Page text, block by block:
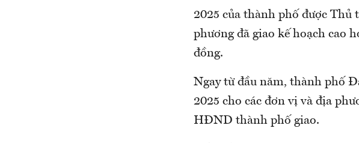
2025 của thành phố được Thủ
phương đã giao kế hoạch cao
đồng.
Ngay từ đầu năm, thành phố
2025 cho các đơn vị và địa
HĐND thành phố giao.